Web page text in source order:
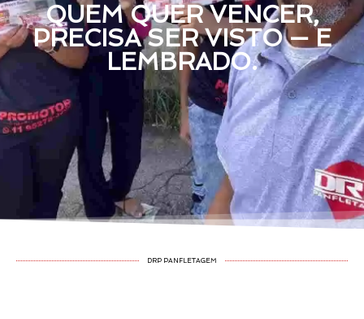
QUEM QUER VENCER,
PRECISA SER VISTO — E
LEMBRADO.
DRP PANFLETAGEM